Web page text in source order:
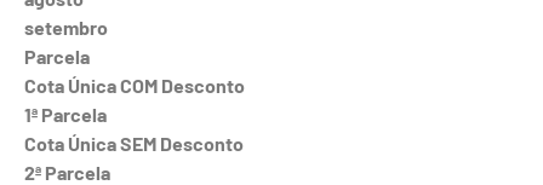
setembro
Parcela
Cota Única COM Desconto
1ª Parcela
Cota Única SEM Desconto
2ª Parcela